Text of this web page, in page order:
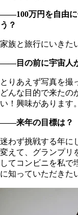
――100万円を自由に
う？
家族と旅行にいきた
――目の前に宇宙人
とりあえず写真を撮
どんな目的で来たの
い！興味があります。
――来年の目標は？
迷わず挑戦する年に
変えて、グランプリ
してコンビニを私
に知っていただきた